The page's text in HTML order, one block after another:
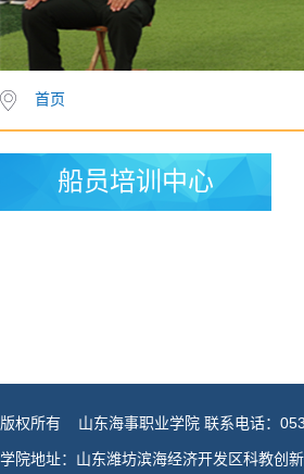
首页
船员培训中心
版权所有 山东海事职业学院 联系电话：
学院地址：山东潍坊滨海经济开发区科教创